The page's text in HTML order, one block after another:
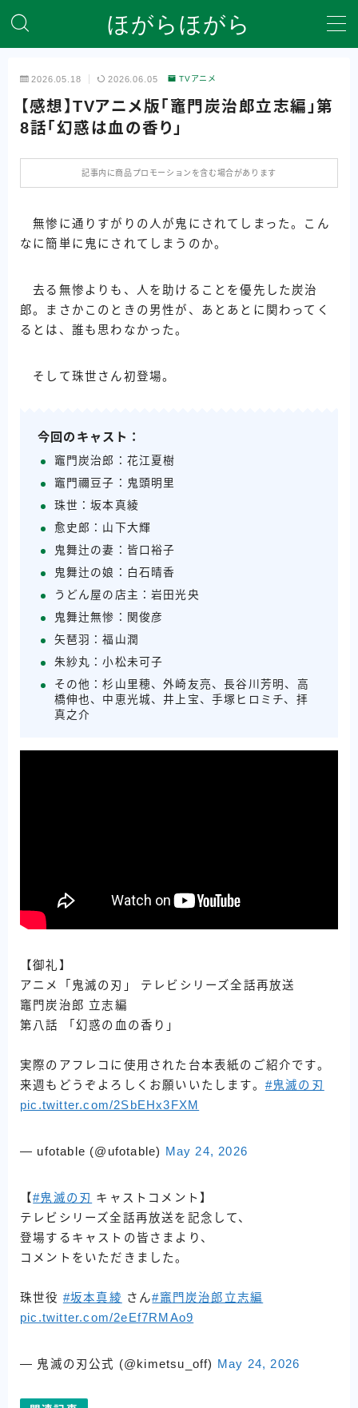
ほがらほがら
ホーム
自己紹介＆サイト説明
2026.05.18 2026.06.05 TVアニメ
【感想】TVアニメ版「竈門炭治郎立志編」第
8話「幻惑は血の香り」
記事内に商品プロモーションを含む場合があります
無惨に通りすがりの人が鬼にされてしまった。こん
なに簡単に鬼にされてしまうのか。
去る無惨よりも、人を助けることを優先した炭治
郎。まさかこのときの男性が、あとあとに関わってく
るとは、誰も思わなかった。
そして珠世さん初登場。
今回のキャスト：
竈門炭治郎：花江夏樹
竈門禰豆子：鬼頭明里
珠世：坂本真綾
愈史郎：山下大輝
鬼舞辻の妻：皆口裕子
鬼舞辻の娘：白石晴香
うどん屋の店主：岩田光央
鬼舞辻無惨：関俊彦
矢琶羽：福山潤
朱紗丸：小松未可子
その他：杉山里穂、外崎友亮、長谷川芳明、高
橋伸也、中恵光城、井上宝、手塚ヒロミチ、拝
真之介
【御礼】
アニメ「鬼滅の刃」 テレビシリーズ全話再放送
竈門炭治郎 立志編
第八話 「幻惑の血の香り」
実際のアフレコに使用された台本表紙のご紹介です。
来週もどうぞよろしくお願いいたします。 #鬼滅の刃
pic.twitter.com/2SbEHx3FXM
— ufotable (@ufotable) May 24, 2026
【#鬼滅の刃 キャストコメント】
テレビシリーズ全話再放送を記念して、
登場するキャストの皆さまより、
コメントをいただきました。
珠世役 #坂本真綾 さん#竈門炭治郎立志編
pic.twitter.com/2eEf7RMAo9
— 鬼滅の刃公式 (@kimetsu_off) May 24, 2026